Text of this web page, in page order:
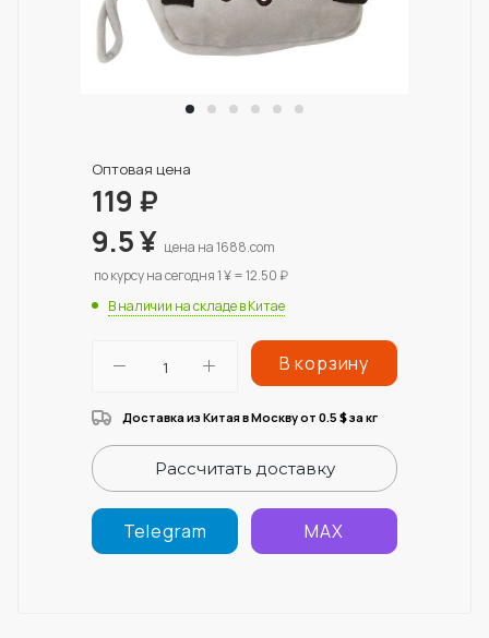
Оптовая цена
119 ₽
9.5¥ цена на 1688.com
по курсу на сегодня 1 ¥ = 12.50 ₽
В наличии на складе в Китае
В корзину
Доставка из Китая в Москву от 0.5 $за кг
Рассчитать доставку
Telegram MAX